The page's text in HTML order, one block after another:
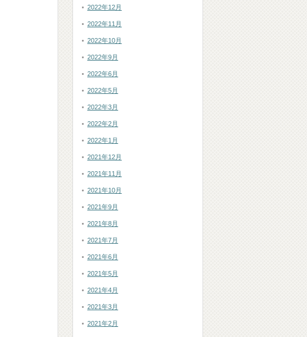
2022年12月
2022年11月
2022年10月
2022年9月
2022年6月
2022年5月
2022年3月
2022年2月
2022年1月
2021年12月
2021年11月
2021年10月
2021年9月
2021年8月
2021年7月
2021年6月
2021年5月
2021年4月
2021年3月
2021年2月